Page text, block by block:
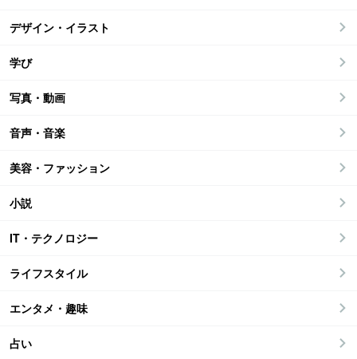
デザイン・イラスト
学び
写真・動画
音声・音楽
美容・ファッション
小説
IT・テクノロジー
ライフスタイル
エンタメ・趣味
占い